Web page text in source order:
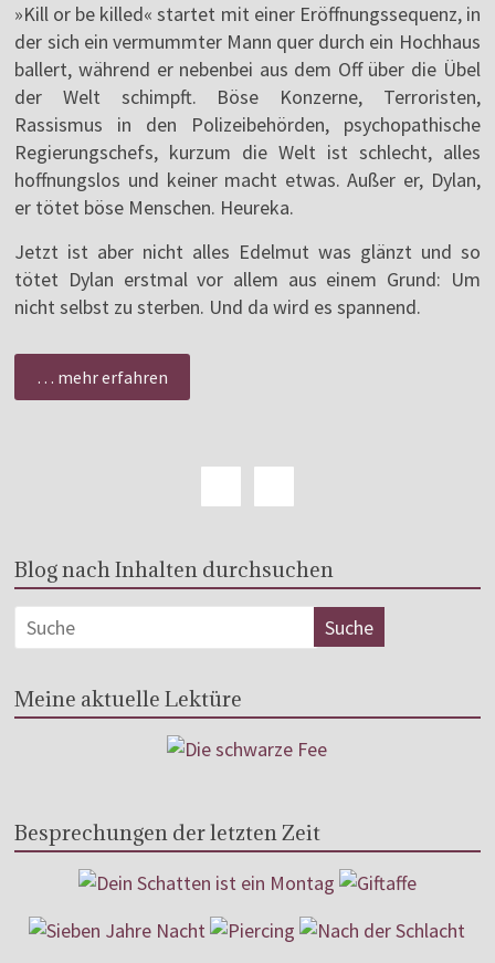
»Kill or be killed« startet mit einer Eröffnungssequenz, in
der sich ein vermummter Mann quer durch ein Hochhaus
ballert, während er nebenbei aus dem Off über die Übel
der Welt schimpft. Böse Konzerne, Terroristen,
Rassismus in den Polizeibehörden, psychopathische
Regierungschefs, kurzum die Welt ist schlecht, alles
hoffnungslos und keiner macht etwas. Außer er, Dylan,
er tötet böse Menschen. Heureka.
Jetzt ist aber nicht alles Edelmut was glänzt und so
tötet Dylan erstmal vor allem aus einem Grund: Um
nicht selbst zu sterben. Und da wird es spannend.
… mehr erfahren
Blog nach Inhalten durchsuchen
Meine aktuelle Lektüre
Besprechungen der letzten Zeit